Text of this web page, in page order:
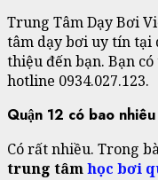
Trung Tâm Dạy Bơi
tâm dạy bơi uy tín tại
thiệu đến bạn. Bạn
hotline 0934.027.123.
Quận 12 có bao
Có rất nhiều. Trong
trung tâmhọc bơi